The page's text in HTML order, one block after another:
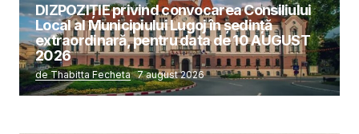
DIZPOZIȚIE privind convocarea Consiliului
Local al Municipiului Lugoj în şedinţă
extraordinară, pentru data de 10 AUGUST
2026
de Thabitta Fecheta 7 august 2026